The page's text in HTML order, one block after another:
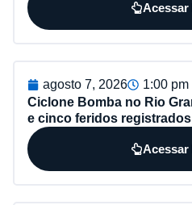
Acessar
agosto 7, 2026
1:00 pm
Ciclone Bomba no Rio
e cinco feridos registrados
Acessar